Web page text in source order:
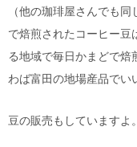
（他の珈琲屋さんでも
で焙煎されたコーヒー
る地域で毎日かまどで
わば富田の地場産品でい
豆の販売もしていますよ。